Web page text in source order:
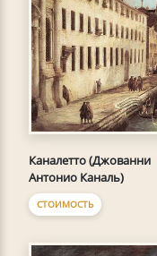
Каналетто (Джованни
Антонио Каналь)
СТОИМОСТЬ